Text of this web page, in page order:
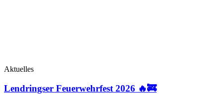
Aktuelles
Lendringser Feuerwehrfest 2026 🔥🚒